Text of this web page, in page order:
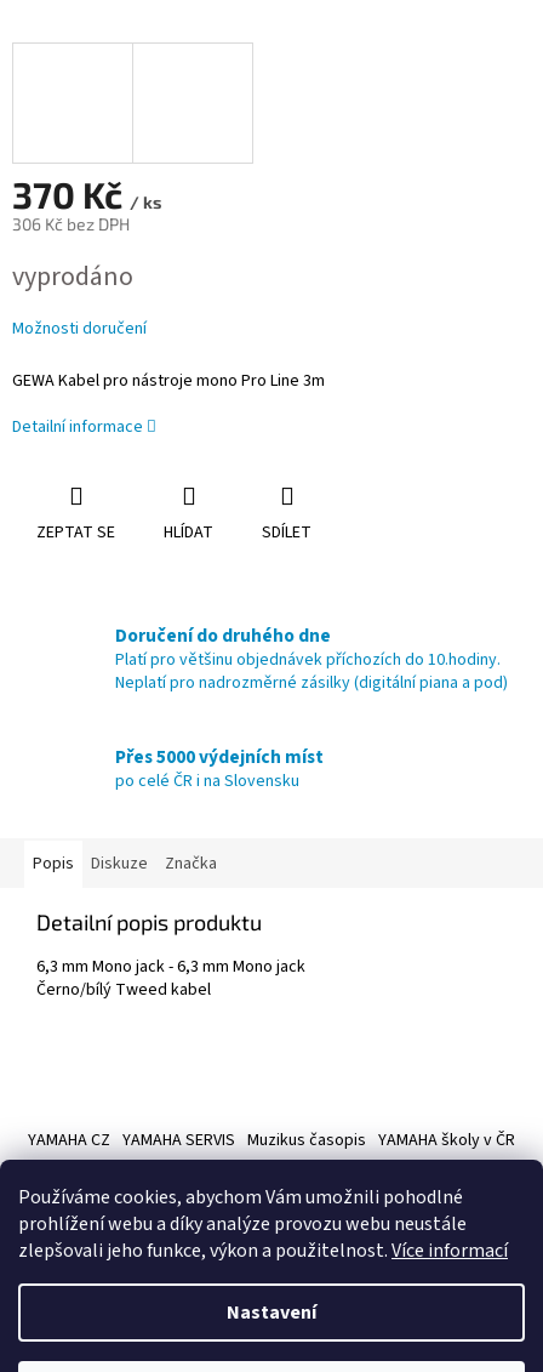
Používáme cookies, abychom Vám umožnili pohodlné
prohlížení webu a díky analýze provozu webu neustále
zlepšovali jeho funkce, výkon a použitelnost.Více informací
Nastavení
370 Kč / ks
306 Kč bez DPH
cena:
vyprodáno
Možnosti doručení
GEWA Kabel pro nástroje mono Pro Line 3m
Detailní informace
ZEPTAT SE HLÍDAT SDÍLET
Doručení do druhého dne
Platí pro většinu objednávek příchozích do 10.hodiny.
Neplatí pro nadrozměrné zásilky (digitální piana a pod)
Přes 5000 výdejních míst
po celé ČR i na Slovensku
Popis Diskuze Značka
Detailní popis produktu
6,3 mm Mono jack - 6,3 mm Mono jack
Černo/bílý Tweed kabel
p
YAMAHA CZ YAMAHA SERVIS Muzikus časopis YAMAHA školy v ČR